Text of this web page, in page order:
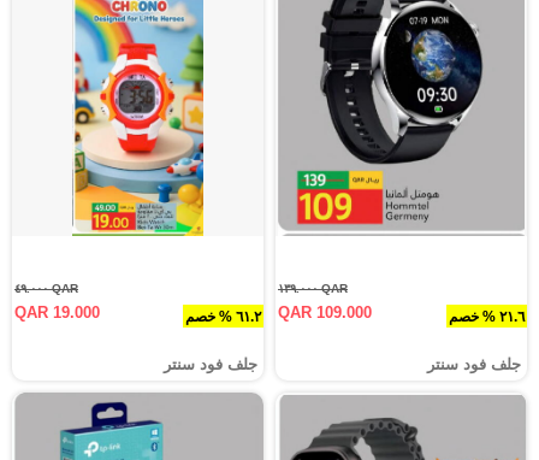
٢١.٦ % خصم
QAR ١٣٩.٠٠٠
QAR 109.000
جلف فود سنتر
٦١.٢ % خصم
QAR ٤٩.٠٠٠
QAR 19.000
جلف فود سنتر